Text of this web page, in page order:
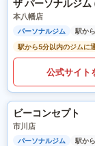
ザ パーソナルジ
本八幡店
パーソナルジム
駅か
駅から5分以内のジムに
公式サイト
ビーコンセプト
市川店
パーソナルジム
駅か